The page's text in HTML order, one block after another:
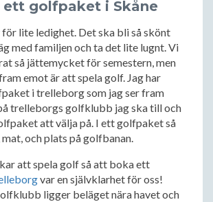
ett golfpaket i Skåne
lite ledighet. Det ska bli så skönt
med familjen och ta det lite lugnt. Vi
så jättemycket för semestern, men
emot är att spela golf. Jag har
i trelleborg som jag ser fram
trelleborgs golfklubb jag ska till och
att välja på. I ett golfpaket så
och plats på golfbanan.
att spela golf så att boka ett
var en självklarhet för oss!
ligger beläget nära havet och